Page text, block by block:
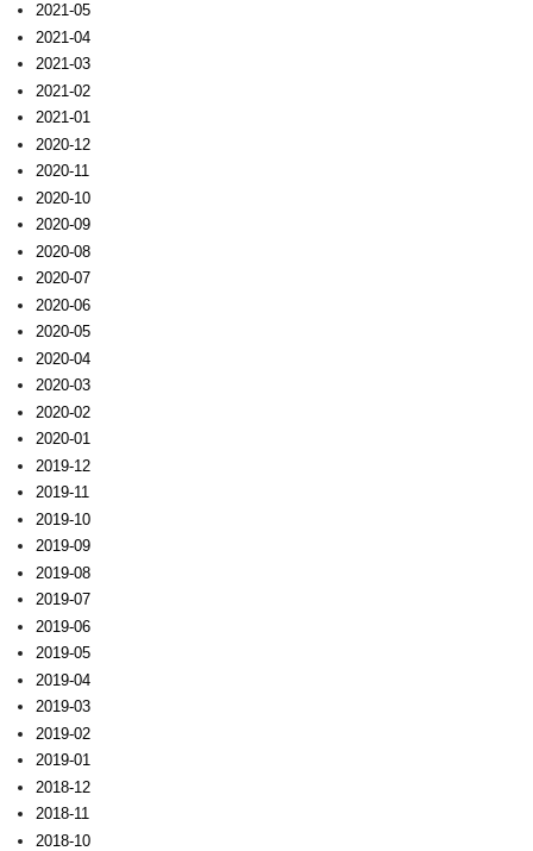
2021-05
2021-04
2021-03
2021-02
2021-01
2020-12
2020-11
2020-10
2020-09
2020-08
2020-07
2020-06
2020-05
2020-04
2020-03
2020-02
2020-01
2019-12
2019-11
2019-10
2019-09
2019-08
2019-07
2019-06
2019-05
2019-04
2019-03
2019-02
2019-01
2018-12
2018-11
2018-10